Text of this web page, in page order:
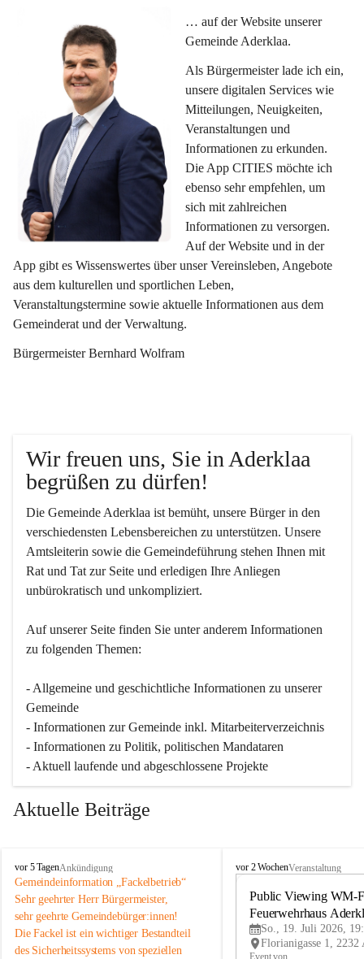
… auf der Website unserer
Gemeinde Aderklaa.
Als Bürgermeister lade ich ein,
unsere digitalen Services wie
Mitteilungen, Neuigkeiten,
Veranstaltungen und
Informationen zu erkunden.
Die App CITIES möchte ich
ebenso sehr empfehlen, um
sich mit zahlreichen
Informationen zu versorgen.
Auf der Website und in der
App gibt es Wissenswertes über unser Vereinsleben, Angebote
aus dem kulturellen und sportlichen Leben,
Veranstaltungstermine sowie aktuelle Informationen aus dem
Gemeinderat und der Verwaltung.
Bürgermeister Bernhard Wolfram
Wir freuen uns, Sie in Aderklaa
begrüßen zu dürfen!
Die Gemeinde Aderklaa ist bemüht, unsere Bürger in den
verschiedensten Lebensbereichen zu unterstützen. Unsere
Amtsleiterin sowie die Gemeindeführung stehen Ihnen mit
Rat und Tat zur Seite und erledigen Ihre Anliegen
unbürokratisch und unkompliziert.
Auf unserer Seite finden Sie un­ter an­de­rem Informationen
zu folgenden Themen:
- Allgemeine und geschichtliche Informationen zu unserer
Gemeinde
- Informationen zur Gemeinde inkl. Mitarbeiterverzeichnis
- Informationen zu Politik, politischen Mandataren
- Aktuell laufende und abgeschlossene Projekte
Aktuelle Beiträge
A
d
e
r
k
l
a
vor 5 TagenAnkündigung
Gemeindeinformation „Fackelbetrieb“
Sehr geehrter Herr Bürgermeister,
sehr geehrte Gemeindebürger:innen!
Die Fackel ist ein wichtiger Bestandteil
des Sicherheitssystems von speziellen
A
vor 2 WochenVeranstaltung
Public Viewing WM-
Feuerwehrhaus
So., 19. Juli 2026,
Event von